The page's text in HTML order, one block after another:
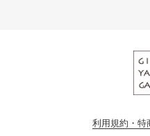
利用規約・特